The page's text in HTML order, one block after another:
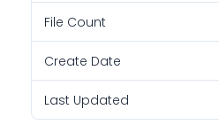
File Count
Create Date
Last Updated